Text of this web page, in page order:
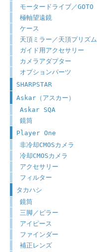
モータードライブ／GOTO
極軸望遠鏡
ケース
天頂ミラー／天頂プリズム
ガイド用アクセサリー
カメラアダプター
オプションパーツ
SHARPSTAR
Askar（アスカー）
Askar SQA
鏡筒
Player One
非冷却CMOSカメラ
冷却CMOSカメラ
アクセサリー
フィルター
タカハシ
鏡筒
三脚／ピラー
アイピース
ファインダー
補正レンズ